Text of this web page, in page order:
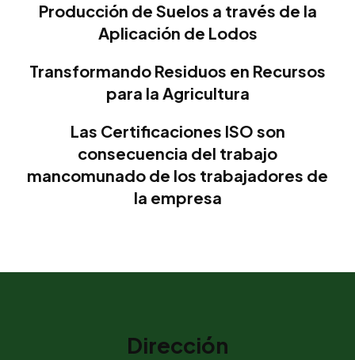
Producción de Suelos a través de la
Aplicación de Lodos
Transformando Residuos en Recursos
para la Agricultura
Las Certificaciones ISO son
consecuencia del trabajo
mancomunado de los trabajadores de
la empresa
Dirección